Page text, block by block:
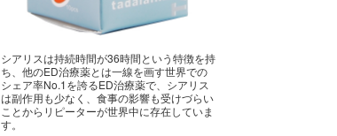
シアリスは持続時間が36時間という特徴を持
ち、他のED治療薬とは一線を画す世界での
シェア率No.1を誇るED治療薬で、シアリス
は副作用も少なく、食事の影響も受けづらい
ことからリピーターが世界中に存在していま
す。